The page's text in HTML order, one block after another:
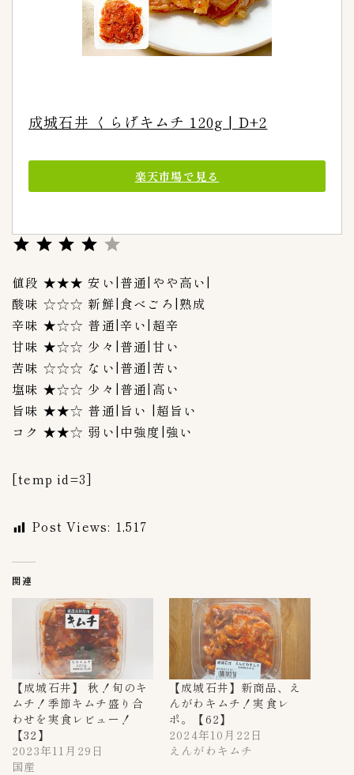
成城石井 くらげキムチ 120g | D+2
楽天市場で見る
評価 :4/5。
値段 ★★★ 安い|普通|やや高い|
酸味 ☆☆☆ 新鮮|食べごろ|熟成
辛味 ★☆☆ 普通|辛い|超辛
甘味 ★☆☆ 少々|普通|甘い
苦味 ☆☆☆ ない|普通|苦い
塩味 ★☆☆ 少々|普通|高い
旨味 ★★☆ 普通|旨い |超旨い
コク ★★☆ 弱い|中強度|強い
[temp id=3]
Post Views: 1,517
関連
【成城石井】 秋！旬のキ
ムチ！季節キムチ盛り合
わせを実食レビュー！
【32】
2023年11月29日
国産
【成城石井】新商品、え
んがわキムチ！実食レ
ポ。【62】
2024年10月22日
えんがわキムチ